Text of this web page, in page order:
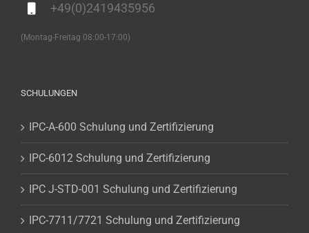
+49(0)2419435956
(Montag-Freitag 08:00-17:00)
SCHULUNGEN
IPC-A-600 Schulung und Zertifizierung
IPC-6012 Schulung und Zertifizierung
IPC J-STD-001 Schulung und Zertifizierung
IPC-7711/7721 Schulung und Zertifizierung